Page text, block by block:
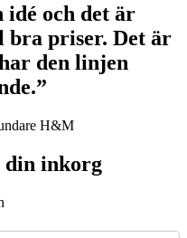
idé och det är
bra priser. Det är
den linjen
H&M
din inkorg